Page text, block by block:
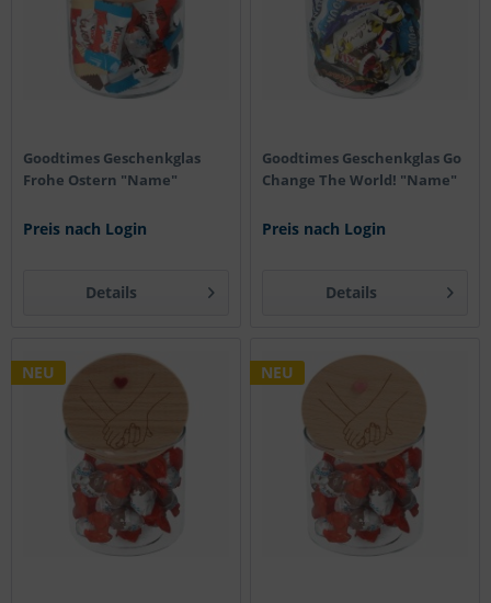
Goodtimes Geschenkglas
Frohe Ostern "Name"
Preis nach Login
Details
Goodtimes Geschenkglas Go
Change The World! "Name"
Preis nach Login
Details
NEU NEU